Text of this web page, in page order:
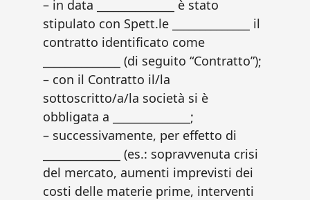
– in data ______________ è stato
stipulato con Spett.le ______________ il
contratto identificato come
______________ (di seguito “Contratto”);
– con il Contratto il/la
sottoscritto/a/la società si è
obbligata a ______________;
– successivamente, per effetto di
______________ (es.: sopravvenuta crisi
del mercato, aumenti imprevisti dei
costi delle materie prime, interventi